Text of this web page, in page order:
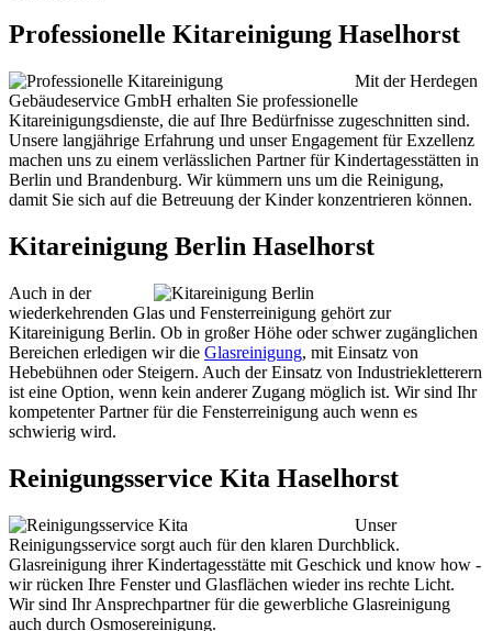
Professionelle Kitareinigung Haselhorst
Mit der Herdegen
Gebäudeservice GmbH erhalten Sie professionelle
Kitareinigungsdienste, die auf Ihre Bedürfnisse zugeschnitten sind.
Unsere langjährige Erfahrung und unser Engagement für Exzellenz
machen uns zu einem verlässlichen Partner für Kindertagesstätten in
Berlin und Brandenburg. Wir kümmern uns um die Reinigung,
damit Sie sich auf die Betreuung der Kinder konzentrieren können.
Kitareinigung Berlin Haselhorst
Auch in der
wiederkehrenden Glas und Fensterreinigung gehört zur
Kitareinigung Berlin. Ob in großer Höhe oder schwer zugänglichen
Bereichen erledigen wir die Glasreinigung, mit Einsatz von
Hebebühnen oder Steigern. Auch der Einsatz von Industriekletterern
ist eine Option, wenn kein anderer Zugang möglich ist. Wir sind Ihr
kompetenter Partner für die Fensterreinigung auch wenn es
schwierig wird.
Reinigungsservice Kita Haselhorst
Unser
Reinigungsservice sorgt auch für den klaren Durchblick.
Glasreinigung ihrer Kindertagesstätte mit Geschick und know how -
wir rücken Ihre Fenster und Glasflächen wieder ins rechte Licht.
Wir sind Ihr Ansprechpartner für die gewerbliche Glasreinigung
auch durch Osmosereinigung.